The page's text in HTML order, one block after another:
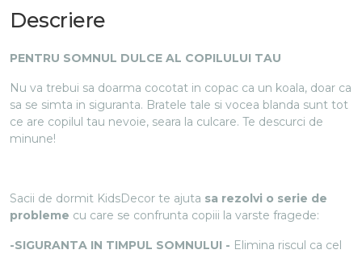
Descriere
PENTRU SOMNUL DULCE AL COPILULUI TAU
Nu va trebui sa doarma cocotat in copac ca un koala, doar ca
sa se simta in siguranta. Bratele tale si vocea blanda sunt tot
ce are copilul tau nevoie, seara la culcare. Te descurci de
minune!
Sacii de dormit KidsDecor te ajuta sa rezolvi o serie de
probleme cu care se confrunta copiii la varste fragede:
-SIGURANTA IN TIMPUL SOMNULUI - Elimina riscul ca cel